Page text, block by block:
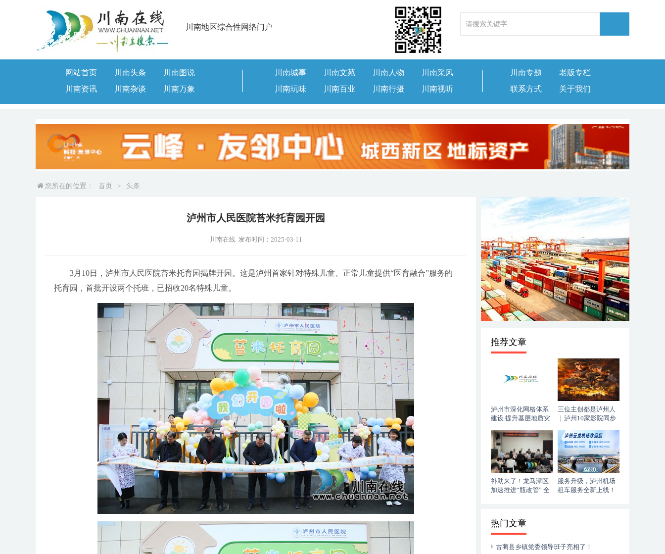
川南地区综合性网络门户
网站首页 川南头条
川南图说
川南资讯
川南杂谈 川南万象
川南城事 川南文苑 川南人物
川南采风
川南玩味
川南百业 川南行摄 川南视听
川南专题
老版专栏
联系方式
关于我们
您所在的位置： 首页 > 头条
泸州市人民医院苔米托育园开园
川南在线 发布时间：2025-03-11
3月10日，泸州市人民医院苔米托育园揭牌开园。这是泸州首家针对特殊儿童、正常儿童提供“医育融合”服务的
托育园，首批开设两个托班，已招收20名特殊儿童。
推荐文章
泸州市深化网格体系
建设 提升基层地质灾
三位主创都是泸州人
｜泸州10家影院同步
今日登陆全国院线
补助来了！龙马潭区
加速推进“瓶改管” 全
服务升级，泸州机场
租车服务全新上线！
热门文章
古蔺县乡镇党委领导班子亮相了！